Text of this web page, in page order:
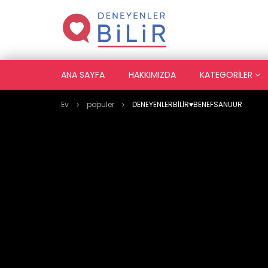
ANA SAYFA HAKKIMIZDA KATEGORILER
Ev populer DENEYENLERBİLİR♥️BENEFSANUUR